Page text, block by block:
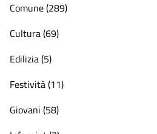
Comune (289)
Cultura (69)
Edilizia (5)
Festività (11)
Giovani (58)